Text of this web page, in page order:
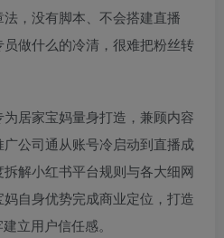
，没有脚本、不会搭建直播
做什么的冷清，很难把粉丝转
居家宝妈量身打造，兼顾内容
公司通从账号冷启动到直播成
解小红书平台规则与各大细网
自身优势完成商业定位，打造
立用户信任感。